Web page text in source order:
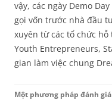
vậy, các ngày Demo
gọi vốn trước nhà đầu
xuyên từ các tổ chức hỗ
Youth Entrepreneurs,
gian làm việc chung
Một phương pháp đánh